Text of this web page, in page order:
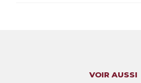
VOIR AUSSI